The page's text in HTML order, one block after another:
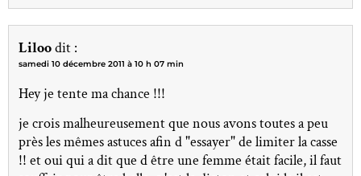
Liloodit :
samedi 10 décembre 2011 à 10 h 07 min
Hey je tente ma chance !!!
je crois malheureusement que nous avons toutes a peu
près les mêmes astuces afin d "essayer" de limiter la casse
!! et oui qui a dit que d être une femme était facile, il faut